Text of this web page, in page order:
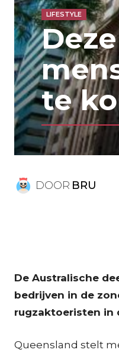
LIFESTYLE
te
DOOR BRU
De Australische
bedrijven in de
rugzaktoeristen in
Queensland stelt